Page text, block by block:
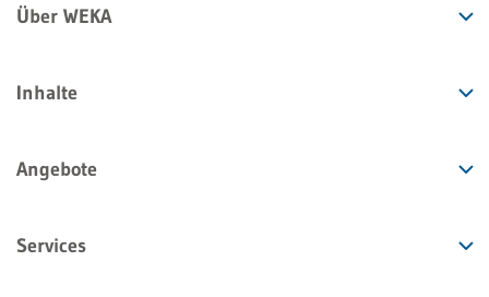
Über WEKA
Inhalte
Angebote
Services